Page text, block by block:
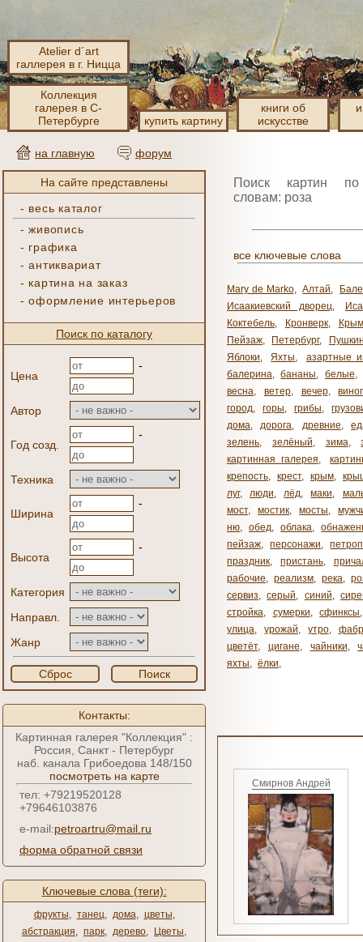
Atelier d´art
галлерея в г. Ницца
Коллекция
галерея в С-
Петербурге
купить картину
книги об
искусстве
на главную форум
На сайте представлены
- весь каталог
-живопись
- графика
-антиквариат
- картина на заказ
-оформление интерьеров
Поиск по каталогу
Цена
-
Автор
Год созд.
-
Техника
Ширина
-
Высота
-
Категория
Направл.
Жанр
Сброс Поиск
Контакты:
Картинная галерея "Коллекция" :
Россия, Санкт - Петербург
наб. канала Грибоедова 148/150
посмотреть на карте
тел: +79219520128
+79646103876
e-mail:petroartru@mail.ru
форма обратной связи
Ключевые слова (теги):
фрукты, танец, дома, цветы,
абстракция, парк, дерево, Цветы,
Поиск картин
словам: роза
все ключевые слова
Mary de Marko, Алтай,
Исаакиевский дворец,
Коктебель, Кронверк,
Крым
Пейзаж, Петербург,
Яблоки, Яхты,
азартные
балерина, бананы, белые,
весна, ветер, вечер,
город, горы, грибы,
дома, дорога, древние,
зелень, зелёный, зима,
картинная галерея,
крепость, крест, крым,
луг, люди, лёд, маки,
мост, мостик, мосты,
ню, обед, облака,
пейзаж, персонажи,
праздник, пристань,
рабочие, реализм, река,
сервиз, серый, синий,
стройка, сумерки, сфинксы
улица, урожай, утро,
цветёт, цигане, чайники,
яхты, ёлки,
Смирнов Андрей